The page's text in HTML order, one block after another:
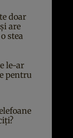
doar
are
stea
le-ar
pentru